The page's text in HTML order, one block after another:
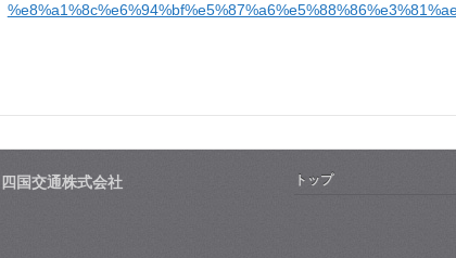
四国交通株式会社 トップ